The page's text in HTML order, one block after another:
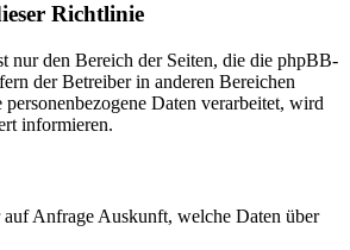
Richtlinie
nur den Bereich der Seiten, die die phpBB-
der Betreiber in anderen Bereichen
Daten verarbeitet, wird
informieren.
Anfrage Auskunft, welche Daten über